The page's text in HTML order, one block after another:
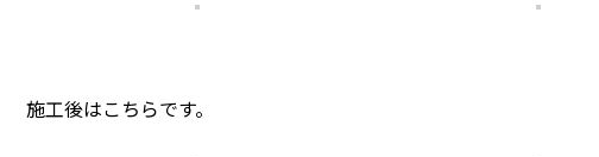
施工後はこちらです。